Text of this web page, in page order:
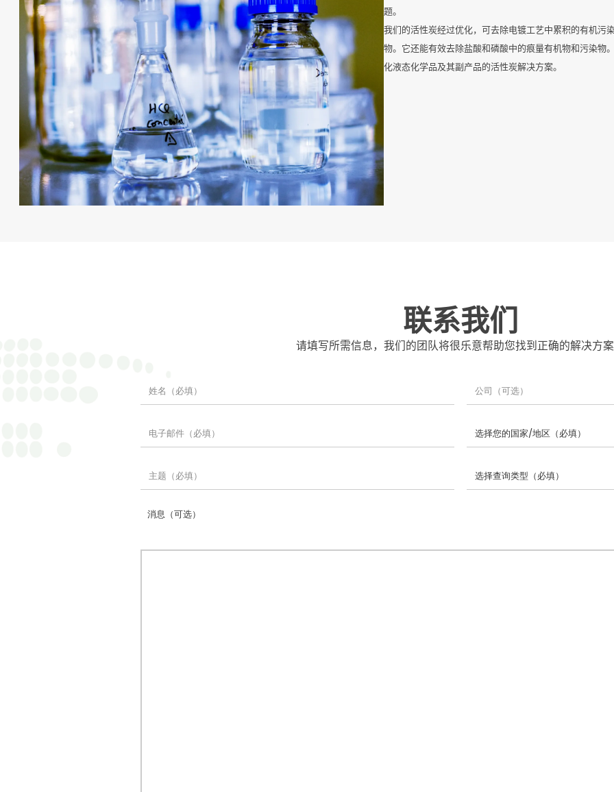
下载宣传册
题。
我们的活性炭经过优化，可去除电镀工艺中累积的有机污
物。它还能有效去除盐酸和磷酸中的痕量有机物和污染物
化液态化学品及其副产品的活性炭解决方案。
联系我们
请填写所需信息，我们的团队将很乐意帮助您找到正确的解决方
消息（可选）